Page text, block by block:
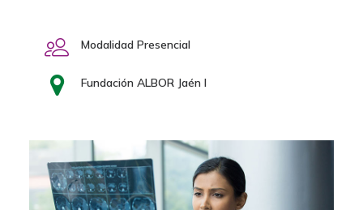
Modalidad Presencial
Fundación ALBOR Jaén I